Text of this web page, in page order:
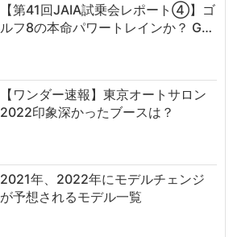
【第41回JAIA試乗会レポート④】ゴ
ルフ8の本命パワートレインか？ G…
【ワンダー速報】東京オートサロン
2022印象深かったブースは？
2021年、2022年にモデルチェンジ
が予想されるモデル一覧